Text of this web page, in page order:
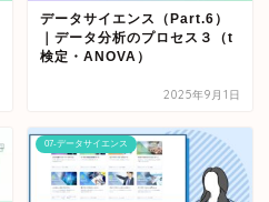
データサイエンス（Part.6）
｜データ分析のプロセス３（t
検定・ANOVA）
2025年9月1日
07-データサイエンス